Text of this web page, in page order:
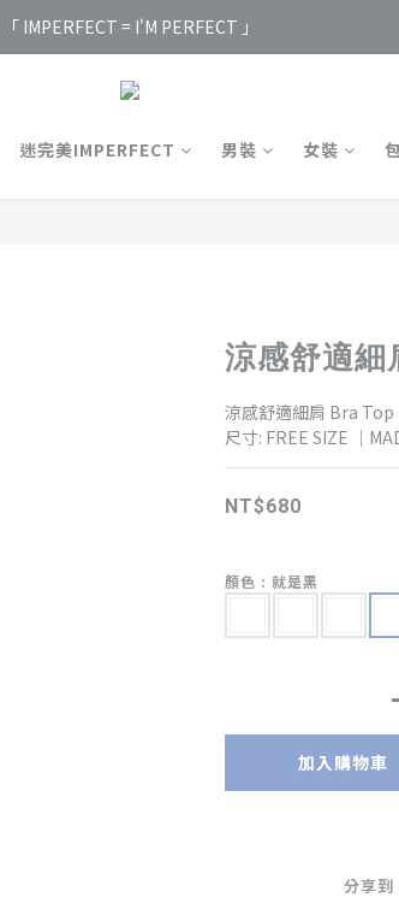
「 IMPERFECT = I'M PERFECT 」
迷完美IMPERFECT 男裝 女裝
涼感舒適細
涼感舒適細肩 Bra Top
尺寸: FREE SIZE ｜
NT$680
顏色 : 就是黑
加入購物車
分享到